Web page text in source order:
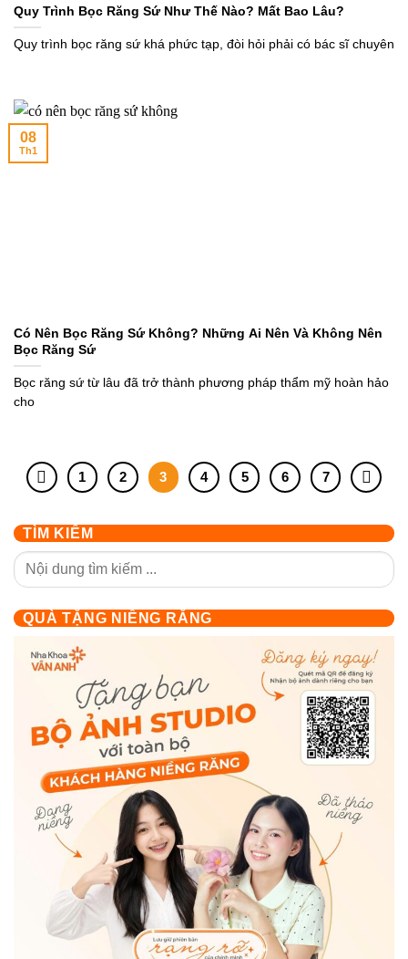
Quy Trình Bọc Răng Sứ Như Thế Nào? Mất Bao Lâu?
Quy trình bọc răng sứ khá phức tạp, đòi hỏi phải có bác sĩ chuyên
Có Nên Bọc Răng Sứ Không? Những Ai Nên Và Không Nên
Bọc Răng Sứ
Bọc răng sứ từ lâu đã trở thành phương pháp thẩm mỹ hoàn hảo
cho
08
Th1
1 2 3 4 5 6 7
TÌM KIẾM
QUÀ TẶNG NIỀNG RĂNG